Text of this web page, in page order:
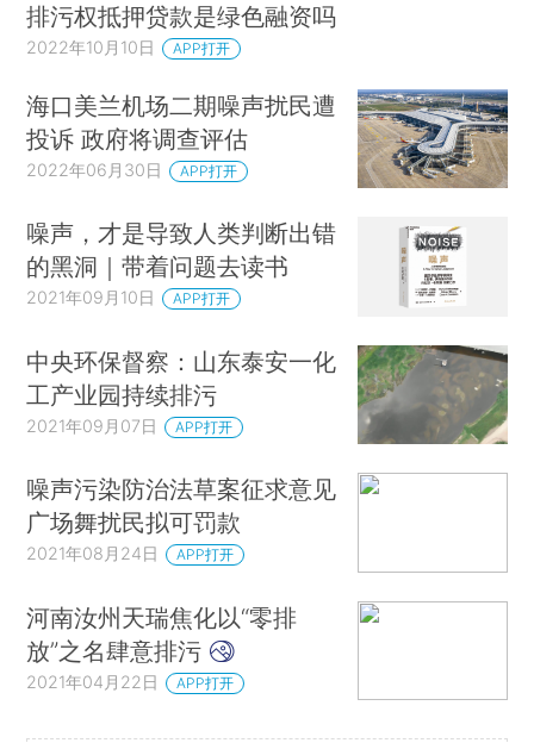
排污权抵押贷款是绿色融资吗
2022年10月10日 APP打开
海口美兰机场二期噪声扰民遭
投诉 政府将调查评估
2022年06月30日 APP打开
噪声，才是导致人类判断出错
的黑洞｜带着问题去读书
2021年09月10日 APP打开
中央环保督察：山东泰安一化
工产业园持续排污
2021年09月07日 APP打开
噪声污染防治法草案征求意见
广场舞扰民拟可罚款
2021年08月24日 APP打开
河南汝州天瑞焦化以“零排
放”之名肆意排污
2021年04月22日 APP打开